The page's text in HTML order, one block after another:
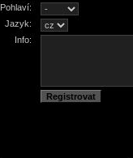
Pohlaví:
Jazyk:
Info: